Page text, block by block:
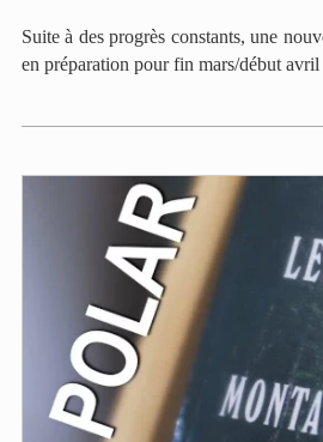
Suite à des progrès constants, une
en préparation pour fin mars/début avril